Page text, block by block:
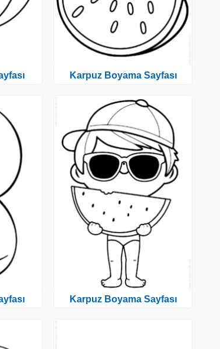
Karpuz Boyama Sayfası
Karpuz Boyama Sayfası